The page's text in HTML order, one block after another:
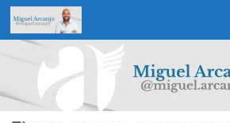
Skip to content